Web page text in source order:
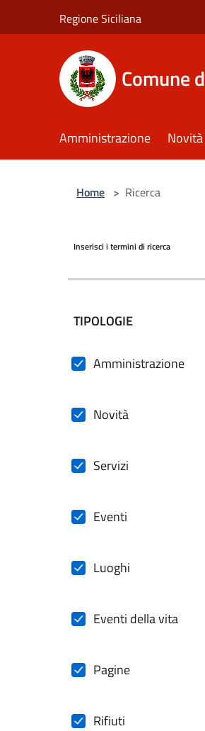
Regione Siciliana
Comune
Amministrazione Novità
Home > Ricerca
Inserisci i termini di ricerca
filtri da
TIPOLOGIE
Amministrazione
Novità
Servizi
Eventi
Luoghi
Eventi della vita
Pagine
Rifiuti